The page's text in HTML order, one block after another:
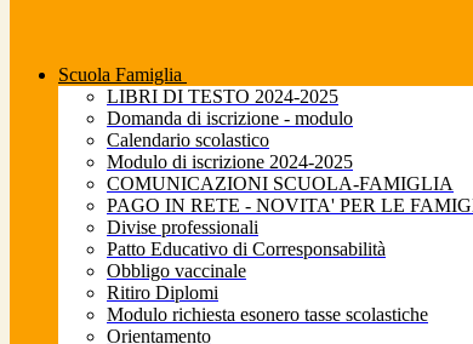
Scuola Famiglia
LIBRI DI TESTO 2024-2025
Domanda di iscrizione - modulo
Calendario scolastico
Modulo di iscrizione 2024-2025
COMUNICAZIONI SCUOLA-FAMIGLIA
PAGO IN RETE - NOVITA' PER LE
Divise professionali
Patto Educativo di Corresponsabilità
Obbligo vaccinale
Ritiro Diplomi
Modulo richiesta esonero tasse scolastiche
Orientamento